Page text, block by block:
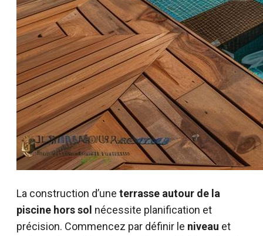
La construction d’une terrasse autour de la
piscine hors sol nécessite planification et
précision. Commencez par définir le niveau et